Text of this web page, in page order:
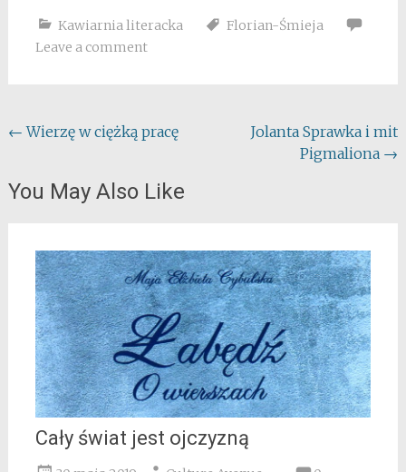
Kawiarnia literacka
Florian-Śmieja
Leave a comment
Post
← Wierzę w ciężką pracę
Jolanta Sprawka i mit
Pigmaliona →
You May Also Like
Cały świat jest ojczyzną